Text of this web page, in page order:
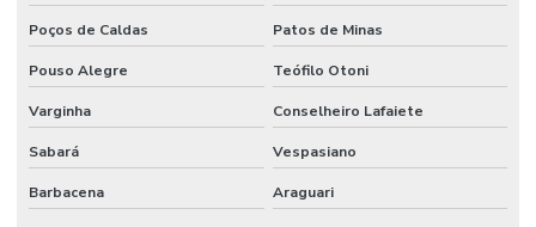
Frasco de aspiração 5 litros
Frasco de aspiração descartável
Frasco de aspiração traqueal
Frasco de aspiração a vácuo
Frasco de aspiração de vidro
Poços de Caldas Patos de Minas
Pouso Alegre Teófilo Otoni
Varginha Conselheiro Lafaiete
Sabará Vespasiano
Barbacena Araguari